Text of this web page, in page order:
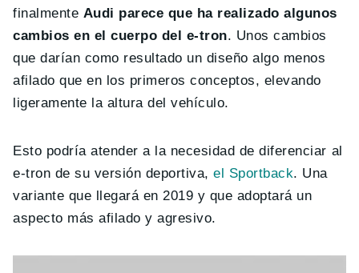
finalmente Audi parece que ha realizado algunos
cambios en el cuerpo del e-tron. Unos cambios
que darían como resultado un diseño algo menos
afilado que en los primeros conceptos, elevando
ligeramente la altura del vehículo.
Esto podría atender a la necesidad de diferenciar al
e-tron de su versión deportiva,el Sportback. Una
variante que llegará en 2019 y que adoptará un
aspecto más afilado y agresivo.